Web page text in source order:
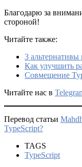
Благодарю за
стороной!
Читайте также:
3
Как улучшить
Совмещение
Читайте нас в
Перевод статьи
TypeScript?
TAGS
TypeScript